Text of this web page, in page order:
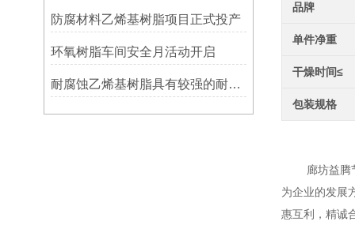
防腐材料乙烯基树脂项目正式投产
环氧树脂车间安全月活动开启
耐腐蚀乙烯基树脂具有较强的耐腐蚀性能
品牌
单件净重
干燥时间≤
包装规格
廊坊益腾节
为企业的发展
惠互利，精诚